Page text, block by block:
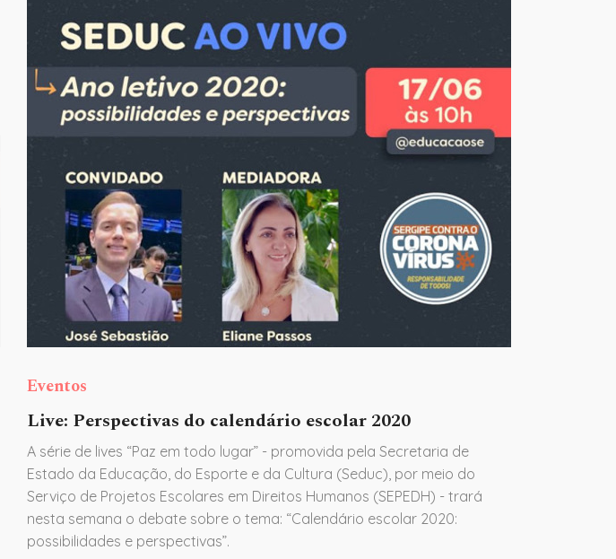
Eventos
Live: Perspectivas do calendário escolar 2020
A série de lives “Paz em todo lugar” - promovida pela Secretaria de
Estado da Educação, do Esporte e da Cultura (Seduc), por meio do
Serviço de Projetos Escolares em Direitos Humanos (SEPEDH) - trará
nesta semana o debate sobre o tema: “Calendário escolar 2020:
possibilidades e perspectivas”.